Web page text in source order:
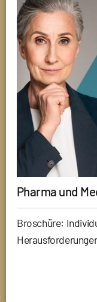
Pharma und
Broschüre: